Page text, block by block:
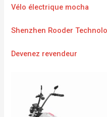
Vélo électrique mocha
Shenzhen Rooder
Devenez revendeur